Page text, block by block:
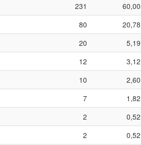
231
60,00
80
20,78
20
5,19
12
3,12
10
2,60
7
1,82
2
0,52
2
0,52